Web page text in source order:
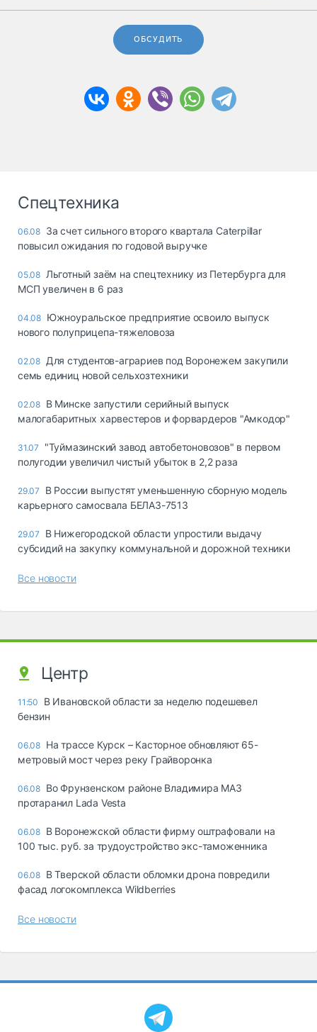
ОБСУДИТЬ
Спецтехника
06.08 За счет сильного второго квартала Caterpillar
повысил ожидания по годовой выручке
05.08 Льготный заём на спецтехнику из Петербурга для
МСП увеличен в 6 раз
04.08 Южноуральское предприятие освоило выпуск
нового полуприцепа-тяжеловоза
02.08 Для студентов-аграриев под Воронежем закупили
семь единиц новой сельхозтехники
02.08 В Минске запустили серийный выпуск
малогабаритных харвестеров и форвардеров "Амкодор"
31.07
"Туймазинский завод автобетоновозов" в первом
полугодии увеличил чистый убыток в 2,2 раза
29.07
В России выпустят уменьшенную сборную модель
карьерного самосвала БЕЛАЗ-7513
29.07
В Нижегородской области упростили выдачу
субсидий на закупку коммунальной и дорожной техники
Все новости
Центр
11:50
В Ивановской области за неделю подешевел
бензин
06.08 На трассе Курск – Касторное обновляют 65-
метровый мост через реку Грайворонка
06.08 Во Фрунзенском районе Владимира МАЗ
протаранил Lada Vesta
06.08 В Воронежской области фирму оштрафовали на
100 тыс. руб. за трудоустройство экс-таможенника
06.08 В Тверской области обломки дрона повредили
фасад логокомплекса Wildberries
Все новости